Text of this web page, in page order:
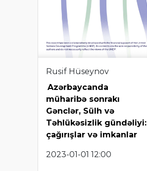
Rusif Hüseynov
Azərbaycanda
müharibə sonrakı
Gənclər, Sülh və
Təhlükəsizlik gündəliyi:
çağırışlar və imkanlar
2023-01-01 12:00